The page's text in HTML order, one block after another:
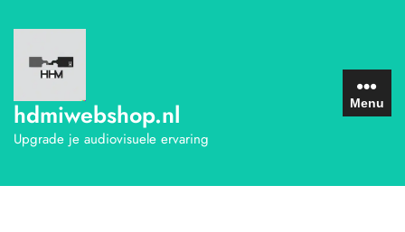
naar
inhoud
hdmiwebshop.nl
Upgrade je audiovisuele ervaring
Menu